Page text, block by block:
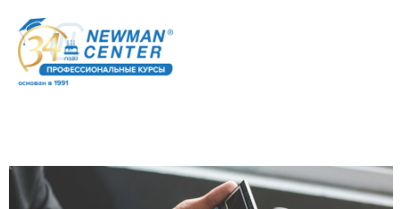
Метка:Отзывы
выпускников